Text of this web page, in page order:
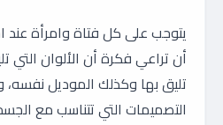
يتوجب على كل فتاة وامرأة عند
أن تراعي فكرة أن الألوان التي
تليق بها وكذلك الموديل نفسه،
التصميمات التي تتناسب مع